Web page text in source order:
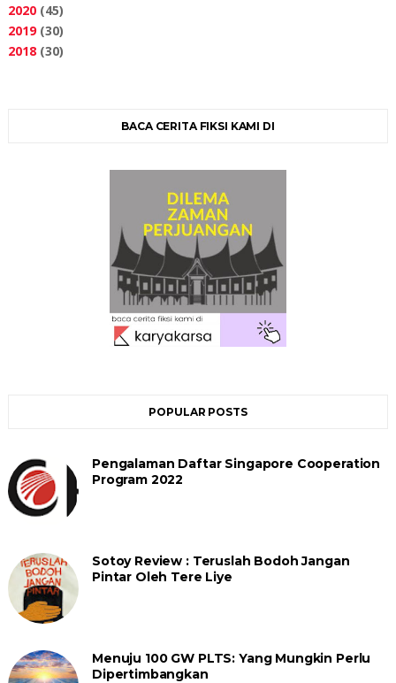
2020 (45)
2019 (30)
2018 (30)
BACA CERITA FIKSI KAMI DI
POPULAR POSTS
Pengalaman Daftar Singapore Cooperation
Program 2022
Sotoy Review : Teruslah Bodoh Jangan
Pintar Oleh Tere Liye
Menuju 100 GW PLTS: Yang Mungkin Perlu
Dipertimbangkan